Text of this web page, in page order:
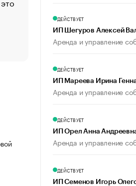
Что обвинения против
пользователей
ДЕЙСТВУЕТ
ИП Шегуров Алексей
Аренда и управление
ДЕЙСТВУЕТ
ИП Мареева Ирина
Аренда и управление
ДЕЙСТВУЕТ
ИП Орел Анна
Аренда и управление
ДЕЙСТВУЕТ
ИП Семенов Игорь